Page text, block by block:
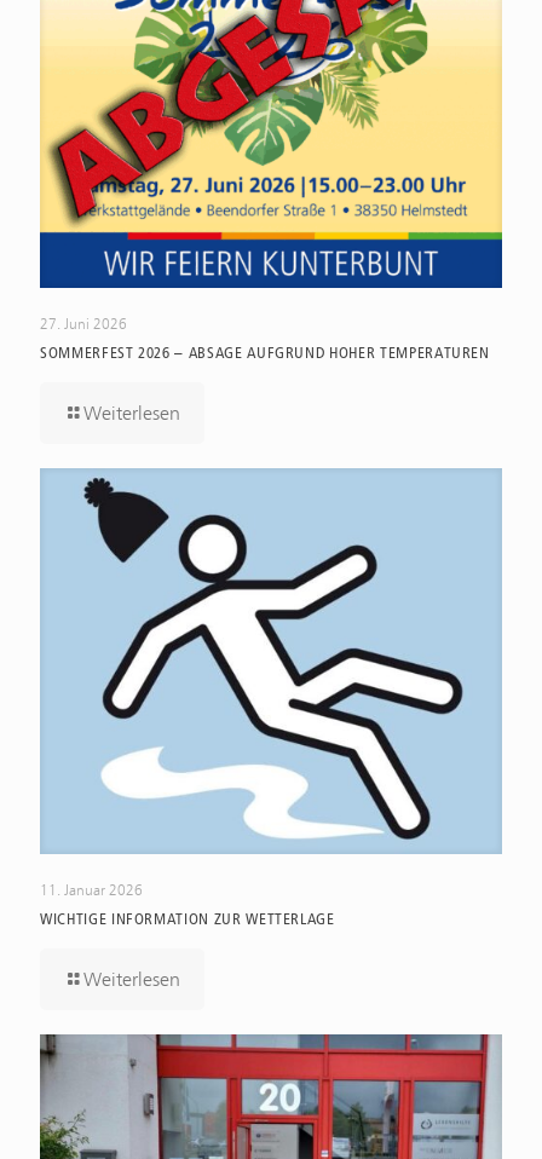
27. Juni 2026
SOMMERFEST 2026 – ABSAGE AUFGRUND HOHER TEMPERATUREN
Weiterlesen
11. Januar 2026
WICHTIGE INFORMATION ZUR WETTERLAGE
Weiterlesen